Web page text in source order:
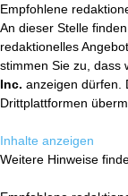
Empfohlene
An dieser Stelle
redaktionelles
stimmen Sie zu, dass
Inc. anzeigen dürfen.
Drittplattformen
Inhalte anzeigen
Weitere Hinweise